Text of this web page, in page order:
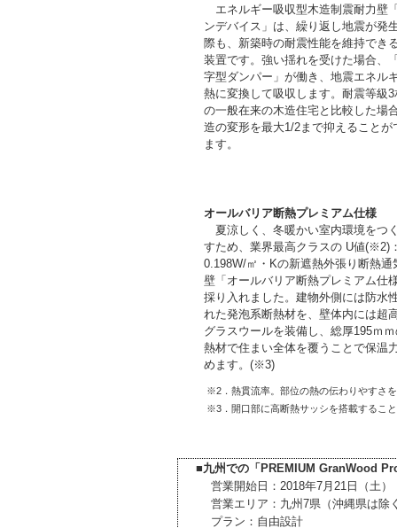
エネルギー吸収型木造制震耐力壁
ンデバイス」は、繰り返し地震が発
際も、新築時の耐震性能を維持でき
装置です。強い揺れを受けた場合、
字型ダンパー」が働き、地震エネル
熱に変換して吸収します。耐震等級3
の一般在来の木造住宅と比較した場
造の変形を最大1/2まで抑えることが
ます。
オールバリア断熱プレミアム仕様
夏涼しく、冬暖かい室内環境をつ
すため、業界最高クラスの U値(※2)
0.198W/㎡・Kの新遮熱外張り断熱通
壁「オールバリア断熱プレミアム仕
採り入れました。建物外側には防水
れた発泡系断熱材を、壁体内には超
グラスウールを装備し、総厚195ｍ
熱材で住まい全体を覆うことで保温
めます。(※3)
※2．熱貫流率。部位の熱の伝わりやすさ
※3．開口部に高断熱サッシを搭載するこ
■九州での「PREMIUM GranWood
営業開始日：2018年7月21日（土）
営業エリア：九州7県（沖縄県は除
プラン：自由設計